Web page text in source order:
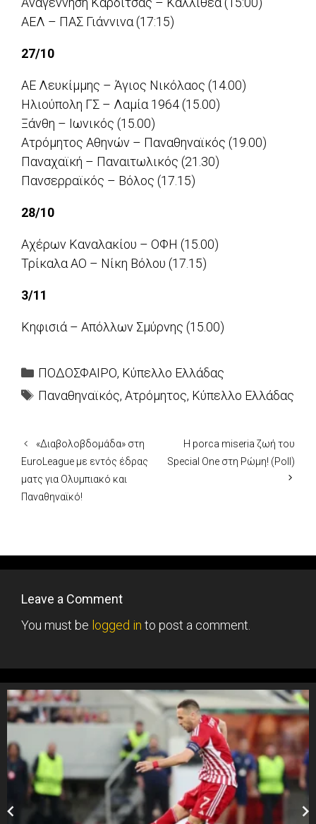
ΑΕΛ – ΠΑΣ Γιάννινα (17:15)
27/10
ΑΕ Λευκίμμης – Άγιος Νικόλαος (14.00)
Ηλιούπολη ΓΣ – Λαμία 1964 (15.00)
Ξάνθη – Ιωνικός (15.00)
Ατρόμητος Αθηνών – Παναθηναϊκός (19.00)
Παναχαϊκή – Παναιτωλικός (21.30)
Πανσερραϊκός – Βόλος (17.15)
28/10
Αχέρων Καναλακίου – ΟΦΗ (15.00)
Τρίκαλα ΑΟ – Νίκη Βόλου (17.15)
3/11
Κηφισιά – Απόλλων Σμύρνης (15.00)
Categories
ΠΟΔΟΣΦΑΙΡΟ, Κύπελλο Ελλάδας
Tags
Παναθηναϊκός, Ατρόμητος, Κύπελλο Ελλάδας
«Διαβολοβδομάδα» στη
EuroLeague με εντός έδρας
ματς για Ολυμπιακό και
Παναθηναϊκό!
Η porca miseria ζωή του
Special One στη Ρώμη! (Poll)
Leave a Comment
You must be logged in to post a comment.